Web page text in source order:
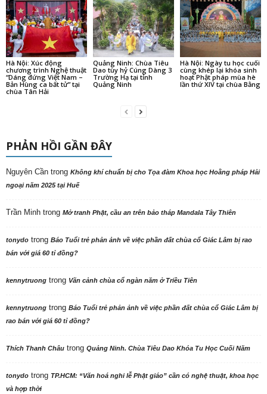
Hà Nội: Xúc động
chương trình Nghệ thuật
“Dáng đứng Việt Nam –
Bản Hùng ca bất tử” tại
chùa Tân Hải
Quảng Ninh: Chùa Tiêu
Dao tùy hỷ Cúng Dàng 3
Trường Hạ tại tỉnh
Quảng Ninh
Hà Nội: Ngày tu học cuối
cùng khép lại khóa sinh
hoạt Phật pháp mùa hè
lần thứ XIV tại chùa Bằng
PHẢN HỒI GẦN ĐÂY
Nguyên Cần trong Không khí chuẩn bị cho Tọa đàm Khoa học Hoằng pháp Hải
ngoại năm 2025 tại Huế
Trần Minh trong Mở tranh Phật, cầu an trên bảo tháp Mandala Tây Thiên
tonydo trong Báo Tuổi trẻ phản ảnh về việc phần đất chùa cổ Giác Lâm bị rao
bán với giá 60 tỉ đồng?
kennytruong trong Vãn cảnh chùa cổ ngàn năm ở Triều Tiên
kennytruong trong Báo Tuổi trẻ phản ảnh về việc phần đất chùa cổ Giác Lâm bị
rao bán với giá 60 tỉ đồng?
Thích Thanh Châu trong Quảng Ninh. Chùa Tiêu Dao Khóa Tu Học Cuối Năm
tonydo trong TP.HCM: “Văn hoá nghi lễ Phật giáo” cần có nghệ thuật, khoa học
và hợp thời